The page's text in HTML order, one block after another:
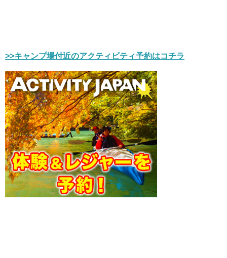
>>キャンプ場付近のアクティビティ予約はコチラ